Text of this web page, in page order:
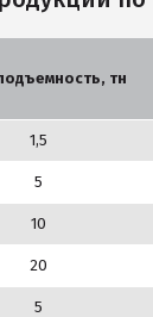
тн
1,5
5
10
20
5